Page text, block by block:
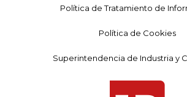
Política de Tratamiento de
Política de Cookies
Superintendencia de Industria y